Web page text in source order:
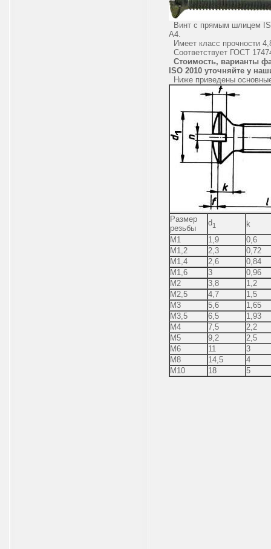
Винт с прямым шлицем
А4.
Имеет класс прочности
Соответствует ГОСТ
Стоимость, варианты
ISO 2010 уточняйте у
Ниже приведены
Размер
резьбы
d1
k
М1
1,9
0,6
М1,2
2,3
0,72
М1,4
2,6
0,84
М1,6
3
0,96
М2
3,8
1,2
М2,5
4,7
1,5
М3
5,6
1,65
М3,5
6,5
1,93
М4
7,5
2,2
М5
9,2
2,5
М6
11
3
М8
14,5
4
М10
18 5